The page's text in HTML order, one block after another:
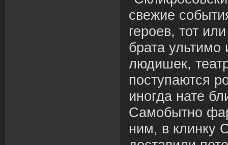
свежие
героев, тот
брата
людишек,
поступаются
иногда нате
Самобытно
ним, в клинку